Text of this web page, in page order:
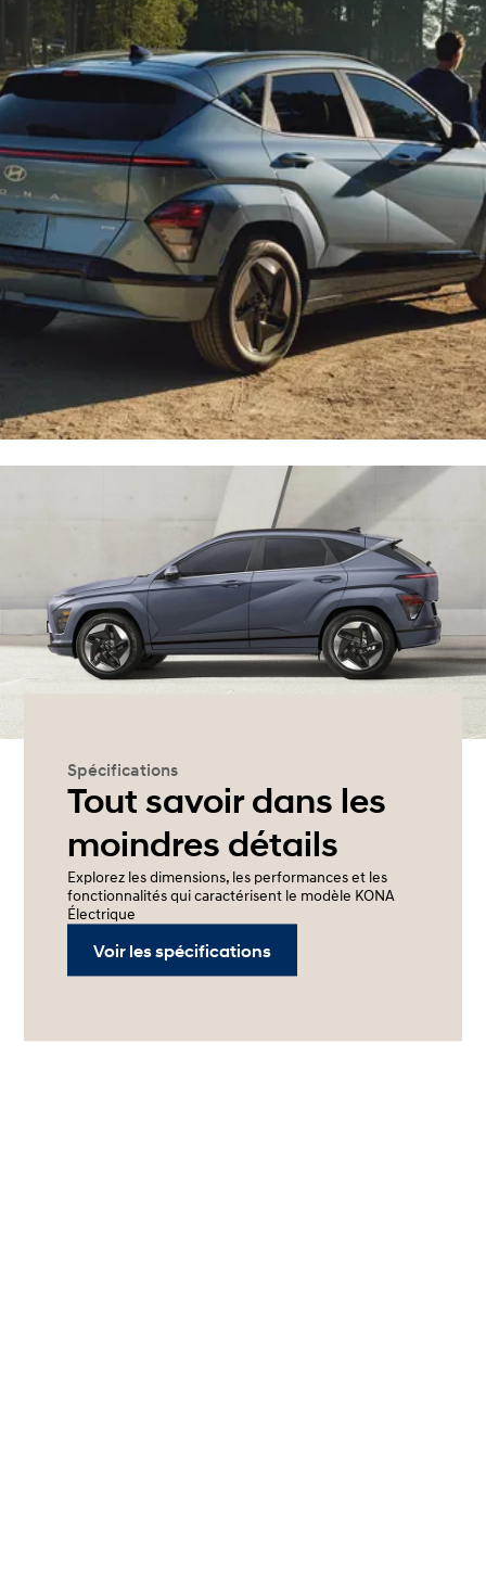
Spécifications
Tout savoir dans les
moindres détails
Explorez les dimensions, les performances et les
fonctionnalités qui caractérisent le modèle KONA
Électrique
Voir les spécifications